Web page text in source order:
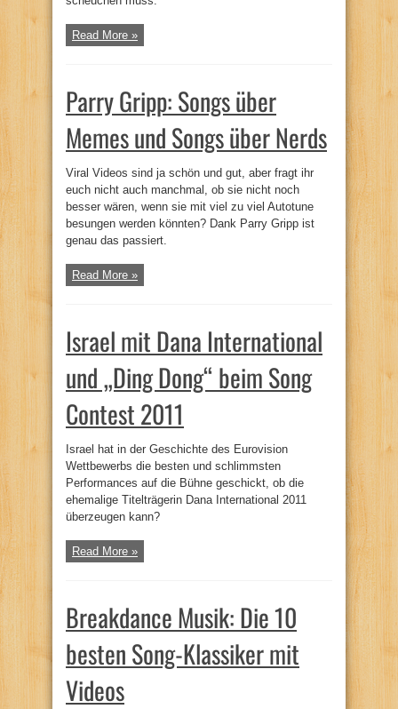
Read More »
Parry Gripp: Songs über
Memes und Songs über Nerds
Viral Videos sind ja schön und gut, aber fragt ihr
euch nicht auch manchmal, ob sie nicht noch
besser wären, wenn sie mit viel zu viel Autotune
besungen werden könnten? Dank Parry Gripp ist
genau das passiert.
Read More »
Israel mit Dana International
und „Ding Dong“ beim Song
Contest 2011
Israel hat in der Geschichte des Eurovision
Wettbewerbs die besten und schlimmsten
Performances auf die Bühne geschickt, ob die
ehemalige Titelträgerin Dana International 2011
überzeugen kann?
Read More »
Breakdance Musik: Die 10
besten Song-Klassiker mit
Videos